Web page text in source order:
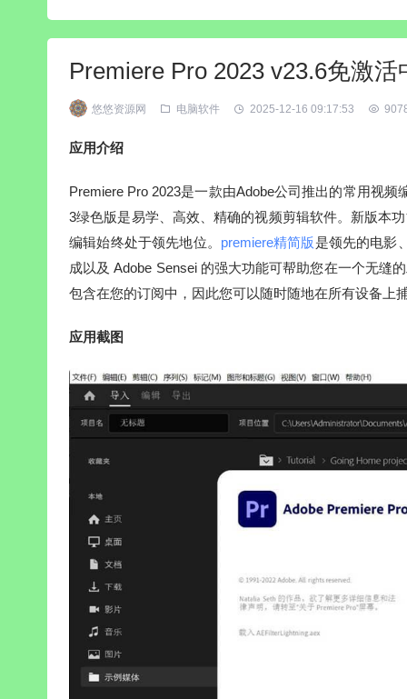
Premiere Pro 2023 v23.6免激
悠悠资源网 电脑软件 2025-12-16 09:17:53
应用介绍
Premiere Pro 2023是一款由Adobe公司推出的常用视频
3绿色版是易学、高效、精确的视频剪辑软件。新版本
编辑始终处于领先地位。 premiere精简版是领先的电影
成以及 Adobe Sensei 的强大功能可帮助您在一个无缝
包含在您的订阅中，因此您可以随时随地在所有设备上
应用截图